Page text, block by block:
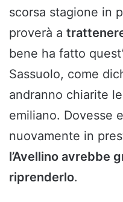
scorsa stagione in
proverà a
bene ha fatto
Sassuolo, come
andranno chiarite
emiliano. Dovesse
nuovamente in
l’Avellino avrebbe
riprenderlo.